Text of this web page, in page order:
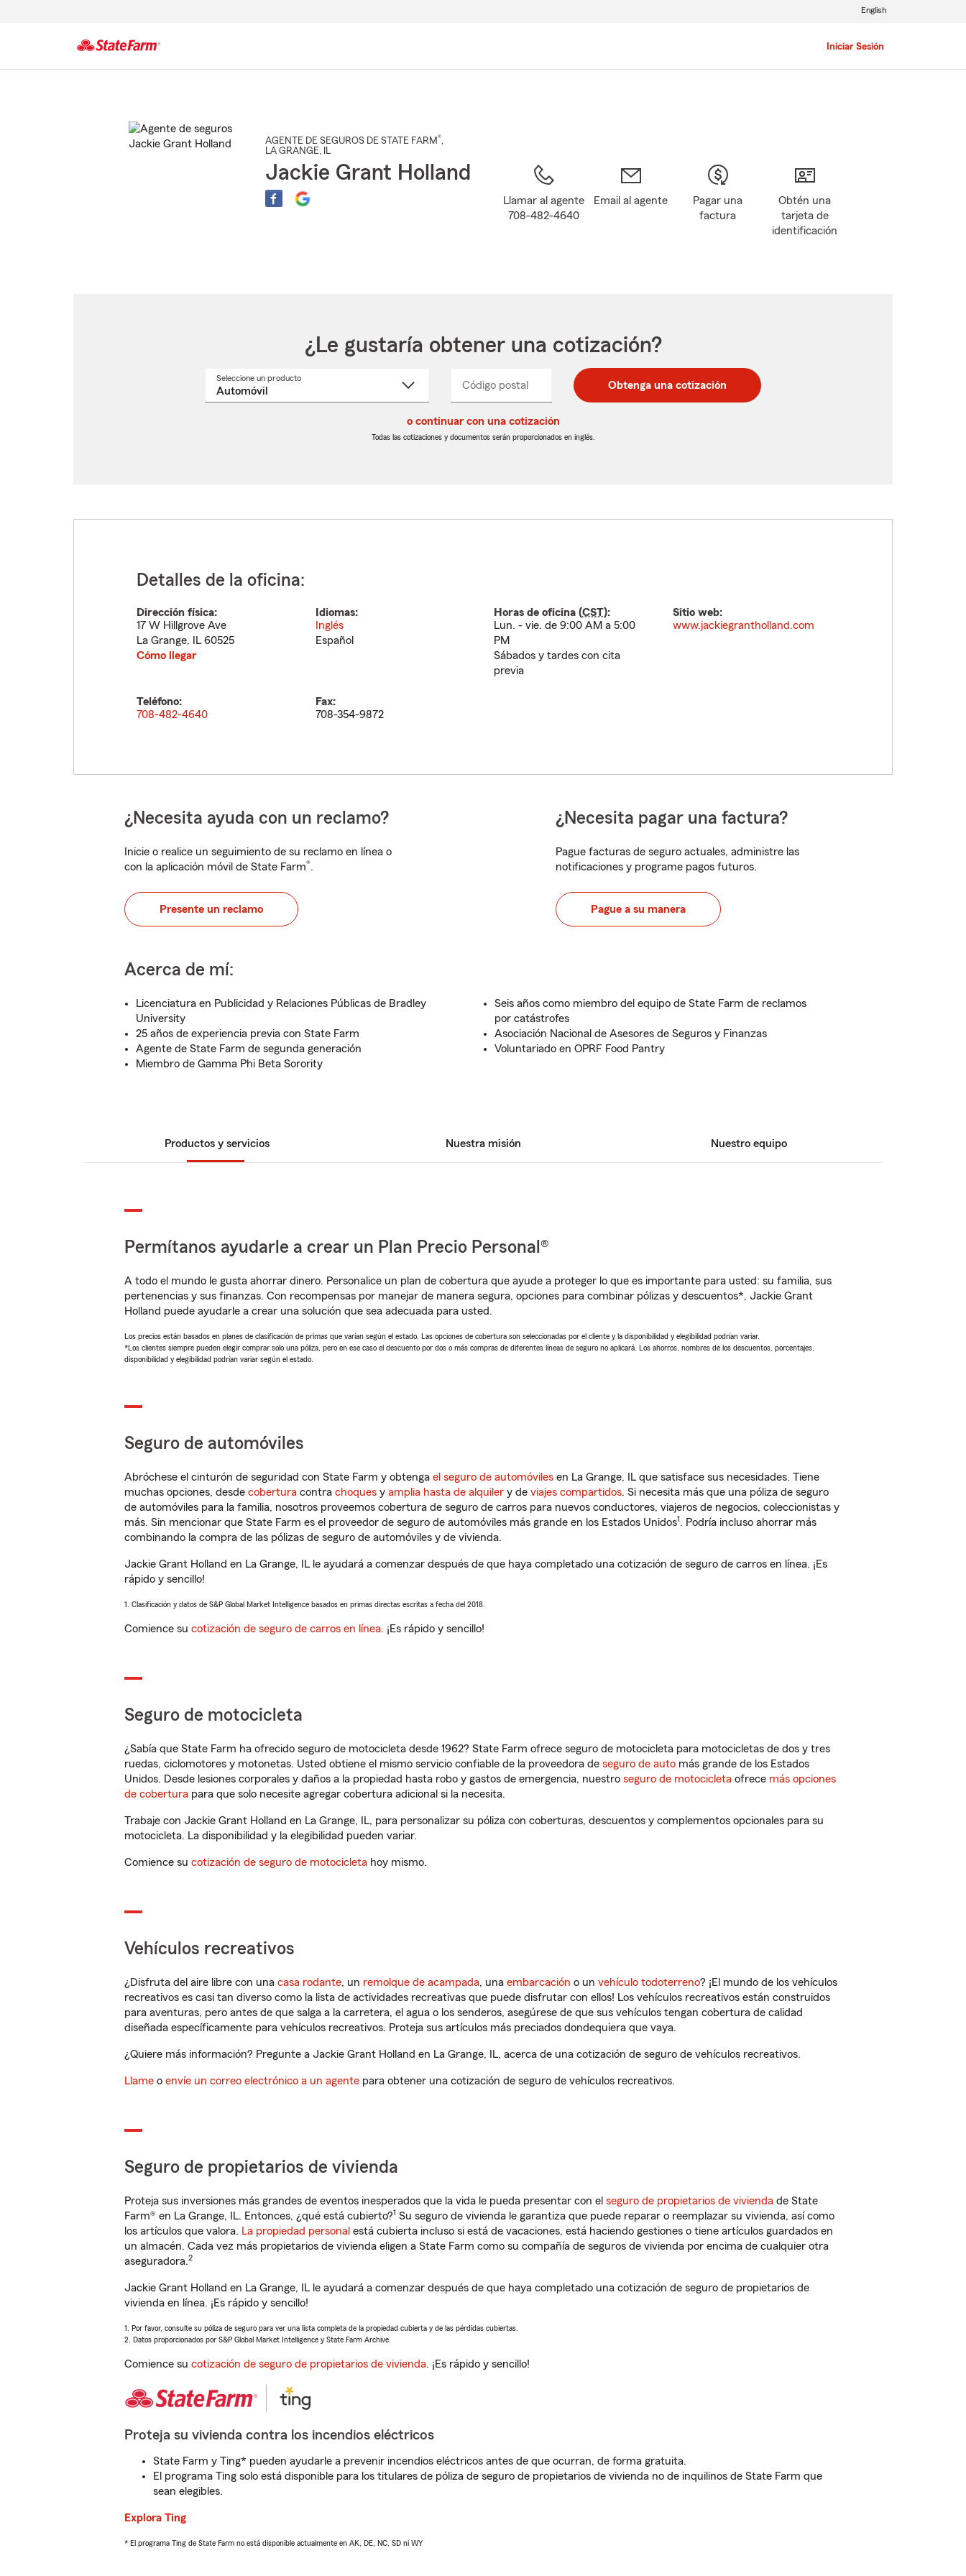
Iniciar Sesión
English
AGENTE DE SEGUROS DE STATE FARM®,
LA GRANGE, IL
Jackie Grant Holland
Llamar al agente
708-482-4640
Email al agente
Pagar una
factura
Obtén una
tarjeta de
identificación
¿Le gustaría obtener una cotización?
Seleccione un productoSeleccione
Código postal
postal
de
postal
de
_____ Obtenga una cotización
o continuar con una cotización
Todas las cotizaciones y documentos serán proporcionados en inglés.
Detalles de la oficina:
Dirección física:
17 W Hillgrove Ave
La Grange, IL 60525
Cómo llegar
Idiomas:
Inglés
Español
Horas de oficina (CST):
Lun. - vie. de 9:00 AM a 5:00
PM
Sábados y tardes con cita
previa
Sitio web:
www.jackiegrantholland.com
Teléfono:
708-482-4640
Fax:
708-354-9872
¿Necesita ayuda con un reclamo?
Inicie o realice un seguimiento de su reclamo en línea o
con la aplicación móvil de State Farm®.
Presente un reclamo
¿Necesita pagar una factura?
Pague facturas de seguro actuales, administre las
notificaciones y programe pagos futuros.
Pague a su manera
Acerca de mí:
Licenciatura en Publicidad y Relaciones Públicas de Bradley
University
25 años de experiencia previa con State Farm
Agente de State Farm de segunda generación
Miembro de Gamma Phi Beta Sorority
Seis años como miembro del equipo de State Farm de reclamos
por catástrofes
Asociación Nacional de Asesores de Seguros y Finanzas
Voluntariado en OPRF Food Pantry
Productos y servicios Nuestra misión Nuestro equipo
Permítanos ayudarle a crear un Plan Precio Personal®
A todo el mundo le gusta ahorrar dinero. Personalice un plan de cobertura que ayude a proteger lo que es importante para usted: su familia, sus
pertenencias y sus finanzas. Con recompensas por manejar de manera segura, opciones para combinar pólizas y descuentos*, Jackie Grant
Holland puede ayudarle a crear una solución que sea adecuada para usted.
Los precios están basados en planes de clasificación de primas que varían según el estado. Las opciones de cobertura son seleccionadas por el cliente y la disponibilidad y elegibilidad podrían variar.
*Los clientes siempre pueden elegir comprar solo una póliza, pero en ese caso el descuento por dos o más compras de diferentes líneas de seguro no aplicará. Los ahorros, nombres de los descuentos, porcentajes,
disponibilidad y elegibilidad podrían variar según el estado.
Seguro de automóviles
Abróchese el cinturón de seguridad con State Farm y obtenga el seguro de automóviles en La Grange, IL que satisface sus necesidades. Tiene
muchas opciones, desde cobertura contra choques y amplia hasta de alquiler y de viajes compartidos. Si necesita más que una póliza de seguro
de automóviles para la familia, nosotros proveemos cobertura de seguro de carros para nuevos conductores, viajeros de negocios, coleccionistas y
más. Sin mencionar que State Farm es el proveedor de seguro de automóviles más grande en los Estados Unidos1. Podría incluso ahorrar más
combinando la compra de las pólizas de seguro de automóviles y de vivienda.
Jackie Grant Holland en La Grange, IL le ayudará a comenzar después de que haya completado una cotización de seguro de carros en línea. ¡Es
rápido y sencillo!
1. Clasificación y datos de S&P Global Market Intelligence basados en primas directas escritas a fecha del 2018.
Comience su cotización de seguro de carros en línea. ¡Es rápido y sencillo!
Seguro de motocicleta
¿Sabía que State Farm ha ofrecido seguro de motocicleta desde 1962? State Farm ofrece seguro de motocicleta para motocicletas de dos y tres
ruedas, ciclomotores y motonetas. Usted obtiene el mismo servicio confiable de la proveedora de seguro de auto más grande de los Estados
Unidos. Desde lesiones corporales y daños a la propiedad hasta robo y gastos de emergencia, nuestro seguro de motocicleta ofrece más opciones
de cobertura para que solo necesite agregar cobertura adicional si la necesita.
Trabaje con Jackie Grant Holland en La Grange, IL, para personalizar su póliza con coberturas, descuentos y complementos opcionales para su
motocicleta. La disponibilidad y la elegibilidad pueden variar.
Comience su cotización de seguro de motocicleta hoy mismo.
Vehículos recreativos
¿Disfruta del aire libre con una casa rodante, un remolque de acampada, una embarcación o un vehículo todoterreno? ¡El mundo de los vehículos
recreativos es casi tan diverso como la lista de actividades recreativas que puede disfrutar con ellos! Los vehículos recreativos están construidos
para aventuras, pero antes de que salga a la carretera, el agua o los senderos, asegúrese de que sus vehículos tengan cobertura de calidad
diseñada específicamente para vehículos recreativos. Proteja sus artículos más preciados dondequiera que vaya.
¿Quiere más información? Pregunte a Jackie Grant Holland en La Grange, IL, acerca de una cotización de seguro de vehículos recreativos.
Llame o envíe un correo electrónico a un agente para obtener una cotización de seguro de vehículos recreativos.
Seguro de propietarios de vivienda
Proteja sus inversiones más grandes de eventos inesperados que la vida le pueda presentar con el seguro de propietarios de vivienda de State
Farm® en La Grange, IL. Entonces, ¿qué está cubierto?1 Su seguro de vivienda le garantiza que puede reparar o reemplazar su vivienda, así como
los artículos que valora. La propiedad personal está cubierta incluso si está de vacaciones, está haciendo gestiones o tiene artículos guardados en
un almacén. Cada vez más propietarios de vivienda eligen a State Farm como su compañía de seguros de vivienda por encima de cualquier otra
aseguradora.2
Jackie Grant Holland en La Grange, IL le ayudará a comenzar después de que haya completado una cotización de seguro de propietarios de
vivienda en línea. ¡Es rápido y sencillo!
1. Por favor, consulte su póliza de seguro para ver una lista completa de la propiedad cubierta y de las pérdidas cubiertas.
2. Datos proporcionados por S&P Global Market Intelligence y State Farm Archive.
Comience su cotización de seguro de propietarios de vivienda. ¡Es rápido y sencillo!
Proteja su vivienda contra los incendios eléctricos
State Farm y Ting* pueden ayudarle a prevenir incendios eléctricos antes de que ocurran, de forma gratuita.
El programa Ting solo está disponible para los titulares de póliza de seguro de propietarios de vivienda no de inquilinos de State Farm que
sean elegibles.
Explora Ting
* El programa Ting de State Farm no está disponible actualmente en AK, DE, NC, SD ni WY